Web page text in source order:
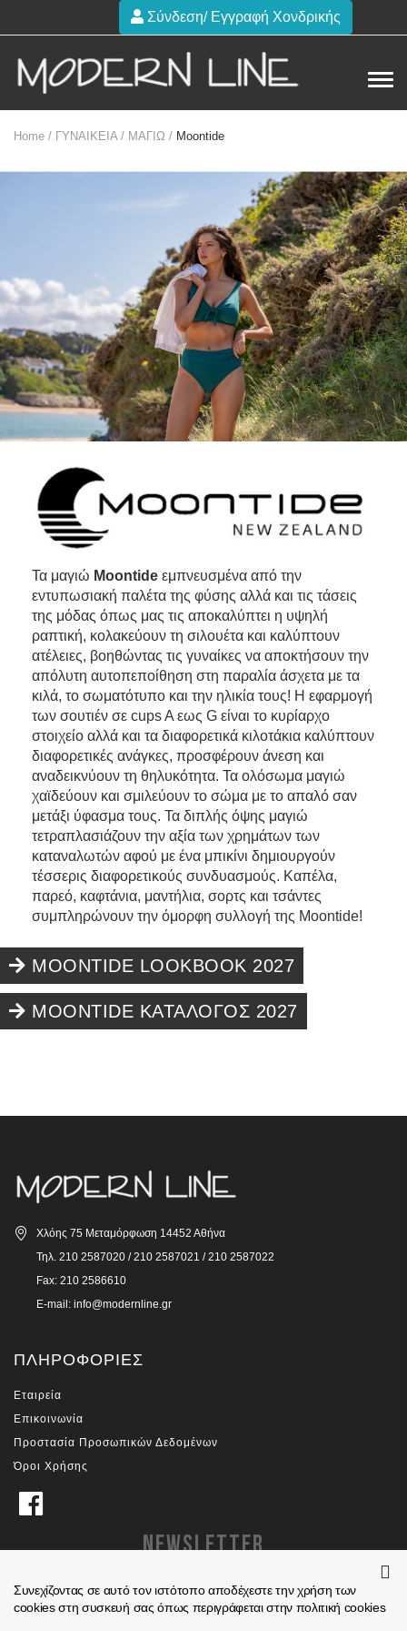
Σύνδεση/ Εγγραφή Χονδρικής
Home / ΓΥΝΑΙΚΕΙΑ / ΜΑΓΙΩ / Moontide
Τα μαγιώ Moontide εμπνευσμένα από την
εντυπωσιακή παλέτα της φύσης αλλά και τις τάσεις
της μόδας όπως μας τις αποκαλύπτει η υψηλή
ραπτική, κολακεύουν τη σιλουέτα και καλύπτουν
ατέλειες, βοηθώντας τις γυναίκες να αποκτήσουν την
απόλυτη αυτοπεποίθηση στη παραλία άσχετα με τα
κιλά, το σωματότυπο και την ηλικία τους! Η εφαρμογή
των σουτιέν σε cups A εως G είναι το κυρίαρχο
στοιχείο αλλά και τα διαφορετικά κιλοτάκια καλύπτουν
διαφορετικές ανάγκες, προσφέρουν άνεση και
αναδεικνύουν τη θηλυκότητα. Τα ολόσωμα μαγιώ
χαϊδεύουν και σμιλεύουν το σώμα με το απαλό σαν
μετάξι ύφασμα τους. Τα διπλής όψης μαγιώ
τετραπλασιάζουν την αξία των χρημάτων των
καταναλωτών αφού με ένα μπικίνι δημιουργούν
τέσσερις διαφορετικούς συνδυασμούς. Καπέλα,
παρεό, καφτάνια, μαντήλια, σορτς και τσάντες
συμπληρώνουν την όμορφη συλλογή της Moontide!
MOONTIDE LOOKBOOK 2027
MOONTIDE ΚΑΤΑΛΟΓΟΣ 2027
Χλόης 75 Μεταμόρφωση 14452 Αθήνα
Τηλ. 210 2587020 / 210 2587021 / 210 2587022
Fax: 210 2586610
E-mail: info@modernline.gr
ΠΛΗΡΟΦΟΡΊΕΣ
Εταιρεία
Επικοινωνία
Προστασία Προσωπικών Δεδομένων
Όροι Χρήσης
NEWSLETTER
Εγγραφτείτε και ενημερωθείτε άμεσα για νέα προϊόντα
Συνεχίζοντας σε αυτό τον ιστότοπο αποδέχεστε την χρήση των
cookies στη συσκευή σας όπως περιγράφεται στην πολιτική cookies